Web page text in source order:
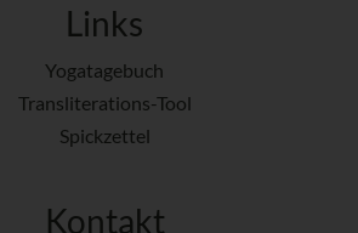
Links
Yogatagebuch
Transliterations-Tool
Spickzettel
Kontakt